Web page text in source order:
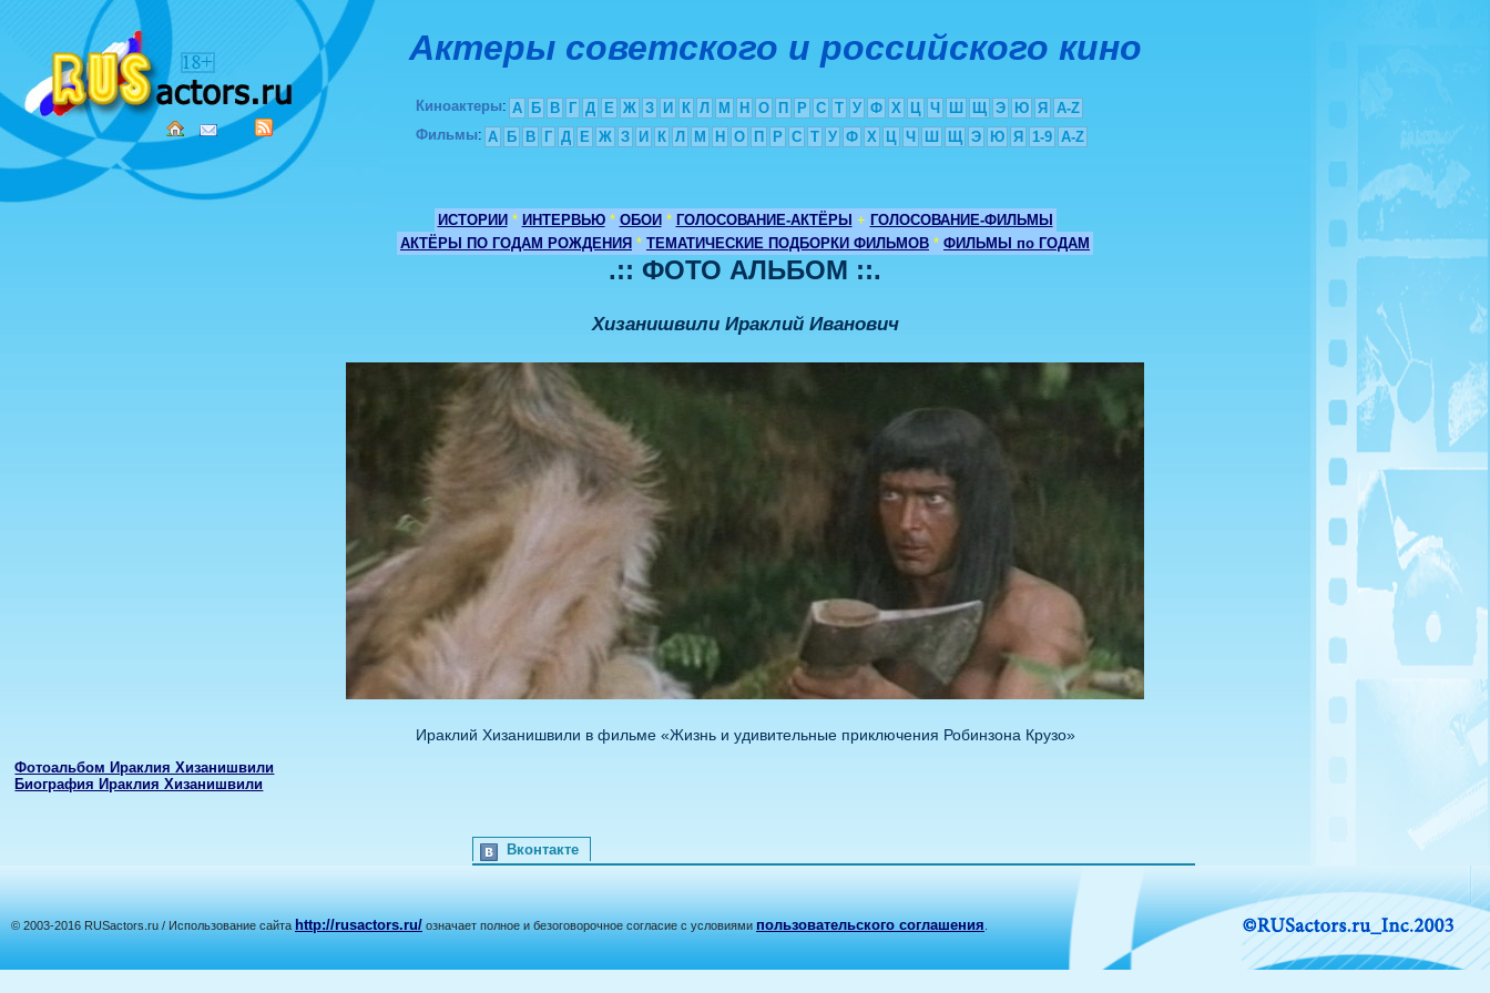
Актеры советского и российского кино
Киноактеры: А Б В Г Д Е Ж З И К Л М Н О П Р С Т У Ф Х Ц Ч Ш Щ Э Ю Я
A-Z
Фильмы: А Б В Г Д Е Ж З И К Л М Н О П Р С Т У Ф Х Ц Ч Ш Щ Э Ю Я 1-9 A-Z
ИСТОРИИ * ИНТЕРВЬЮ * ОБОИ * ГОЛОСОВАНИЕ-АКТЁРЫ + ГОЛОСОВАНИЕ-ФИЛЬМЫ
АКТЁРЫ ПО ГОДАМ РОЖДЕНИЯ * ТЕМАТИЧЕСКИЕ ПОДБОРКИ ФИЛЬМОВ * ФИЛЬМЫ по ГОДАМ
.:: ФОТО АЛЬБОМ ::.
Хизанишвили Ираклий Иванович
Ираклий Хизанишвили в фильме «Жизнь и удивительные приключения Робинзона Крузо»
Фотоальбом Ираклия Хизанишвили
Биография Ираклия Хизанишвили
Вконтакте
© 2003-2016 RUSactors.ru / Использование сайта http://rusactors.ru/ означает полное и безоговорочное согласие с условиями пользовательского соглашения